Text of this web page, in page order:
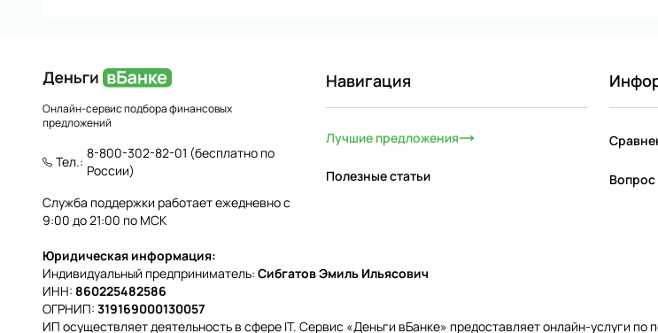
Онлайн-сервис подбора финансовых
предложений
Тел.:
8-800-302-82-01 (бесплатно по
России)
Служба поддержки работает ежедневно с
9:00 до 21:00 по МСК
Навигация
Лучшие предложения
Полезные статьи Вопрос
Юридическая информация:
Индивидуальный предприниматель: Сибгатов Эмиль Ильясович
ИНН: 860225482586
ОГРНИП: 319169000130057
ИП осуществляет деятельность в сфере IT. Сервис «Деньги вБанке» предоставляет онлайн-услуги по